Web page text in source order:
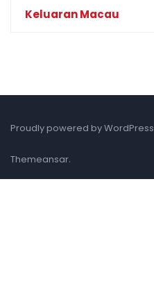
Keluaran Macau
Proudly powered by WordPress
Themeansar.